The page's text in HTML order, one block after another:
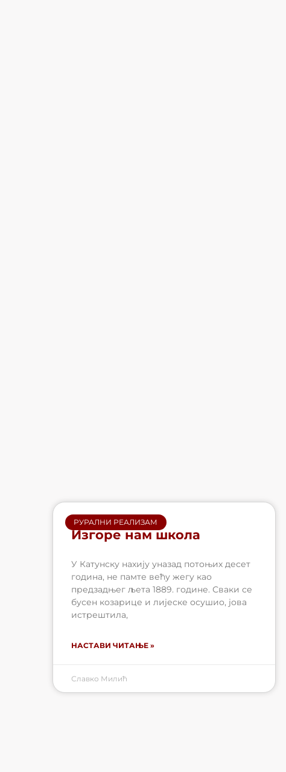
РУРАЛНИ РЕАЛИЗАМ
Изгоре нам школа
У Катунску нахију уназад потоњих десет
година, не памте већу жегу као
предзадњег љета 1889. године. Сваки се
бусен козарице и лијеске осушио, јова
истрештила,
НАСТАВИ ЧИТАЊЕ »
Славко Милић